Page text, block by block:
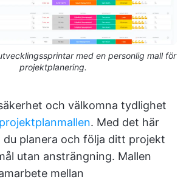
med en personlig mall för
projektplanering.
och välkomna tydlighet
. Med det här
planera och följa ditt projekt
utan ansträngning. Mallen
mellan